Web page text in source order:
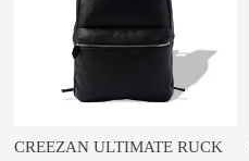
CREEZAN ULTIMATE RUCK